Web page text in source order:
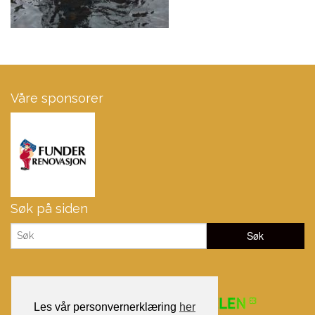
Les vår personvernerklæring her
Våre sponsorer
Søk på siden